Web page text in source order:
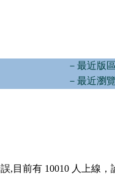
－最近版
－最近瀏
,目前有 10010 人上線